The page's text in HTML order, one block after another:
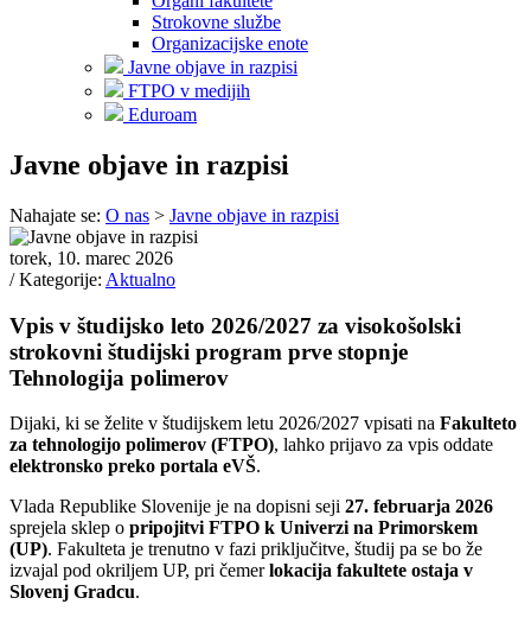
Strokovne službe
Organizacijske enote
Javne objave in razpisi
FTPO v medijih
Eduroam
Javne objave in razpisi
Nahajate se: O nas > Javne objave in razpisi
torek, 10. marec 2026
/ Kategorije: Aktualno
Vpis v študijsko leto 2026/2027 za visokošolski
strokovni študijski program prve stopnje
Tehnologija polimerov
Dijaki, ki se želite v študijskem letu 2026/2027 vpisati na Fakulteto
za tehnologijo polimerov (FTPO), lahko prijavo za vpis oddate
elektronsko preko portala eVŠ.
Vlada Republike Slovenije je na dopisni seji 27. februarja 2026
sprejela sklep o pripojitvi FTPO k Univerzi na Primorskem
(UP). Fakulteta je trenutno v fazi priključitve, študij pa se bo že
izvajal pod okriljem UP, pri čemerlokacija fakultete ostaja v
Slovenj Gradcu.